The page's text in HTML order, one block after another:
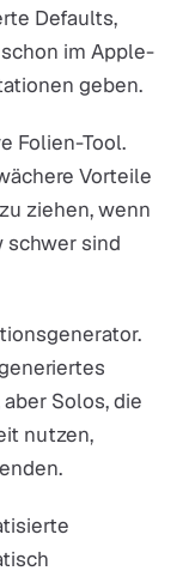
Defaults,
im Apple-
geben.
Folien-Tool.
Vorteile
ziehen, wenn
schwer sind
Solos, die
nutzen,